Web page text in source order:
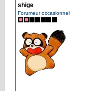
shige
Forumeur occasionnel